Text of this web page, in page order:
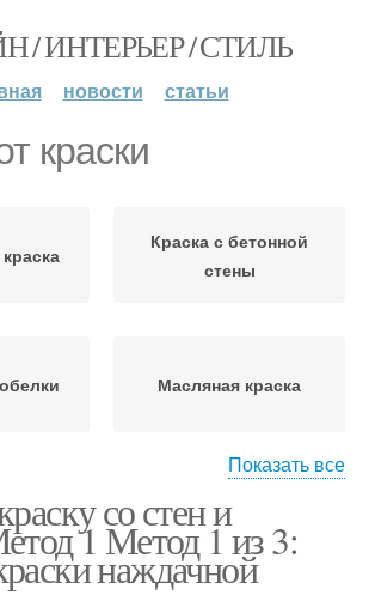
/ ИНТЕРЬЕР / СТИЛЬ
новости статьи
краски
Краска с бетонной
стены
Масляная краска
Старая краска
Показать все
со стен и
1 Метод 1 из 3:
наждачной